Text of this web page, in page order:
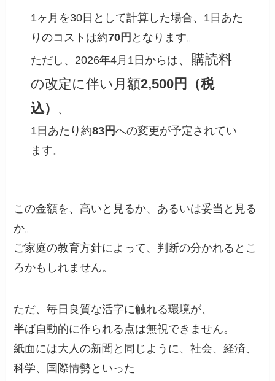
1ヶ月を30日として計算した場合、1日あた
りのコストは約70円 となります。
ただし、2026年4月1日からは、購読料
の改定に伴い月額2,500円（税
込）
、
1日あたり約83円への変更が予定されてい
ます。
この金額を、高いと見るか、あるいは妥当と見る
か。
ご家庭の教育方針によって、判断の分かれるとこ
ろかもしれません。
ただ、毎日良質な活字に触れる環境が、
半ば自動的に作られる点は無視できません。
紙面には大人の新聞と同じように、社会、経済、
科学、国際情勢といった